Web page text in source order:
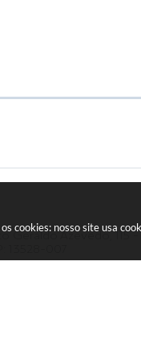
cookies: nosso site usa
Geraldo Azevedo, 115 -